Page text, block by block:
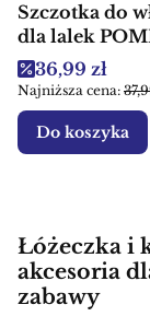
Szczotka do
dla lalek
Djeco -
zabawka
Cena
36,99 zł
Najniższa cena:
Do koszyka
Łóżeczka i
akcesoria
zabawy